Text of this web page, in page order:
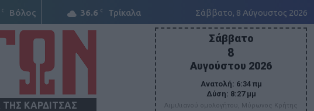
C Βόλος 36.6 C Τρίκαλα Σάββατο, 8 Αύγουστος 2026
ΚΑΡΔΙΤΣΑΣ
Σάββατο
8
Αυγούστου 2026
Ανατολή: 6:34 πμ
Δύση: 8:27 μμ
Αιμιλιανού ομολογήτου, Μύρωνος Κρήτης